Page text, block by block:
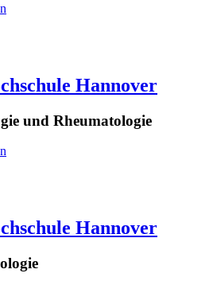
Hannover
und Rheumatologie
Hannover